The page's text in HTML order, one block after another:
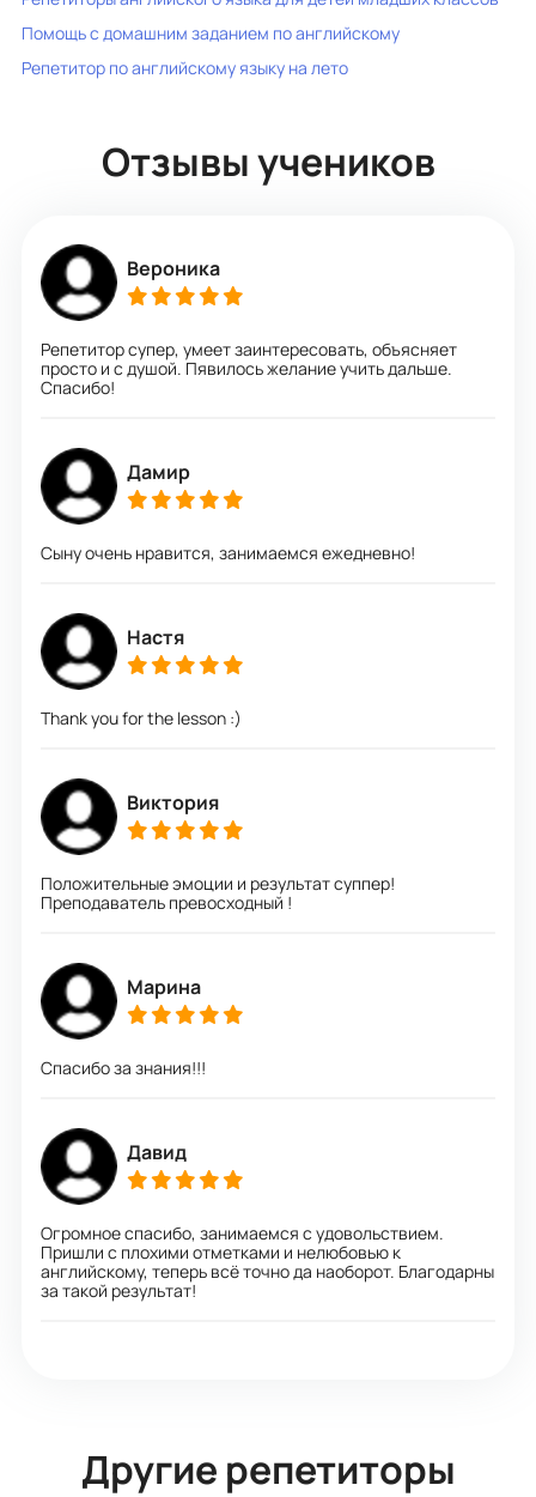
Помощь с домашним заданием по английскому
Репетитор по английскому языку на лето
Отзывы учеников
Вероника
Репетитор супер, умеет заинтересовать, объясняет
просто и с душой. Пявилось желание учить дальше.
Спасибо!
Дамир
Сыну очень нравится, занимаемся ежедневно!
Настя
Thank you for the lesson :)
Виктория
Положительные эмоции и результат суппер!
Преподаватель превосходный !
Марина
Спасибо за знания!!!
Давид
Огромное спасибо, занимаемся с удовольствием.
Пришли с плохими отметками и нелюбовью к
английскому, теперь всё точно да наоборот. Благодарны
за такой результат!
Другие репетиторы